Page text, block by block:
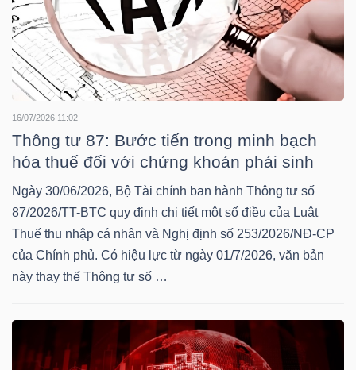
16/07/2026 11:02
Thông tư 87: Bước tiến trong minh bạch
hóa thuế đối với chứng khoán phái sinh
Ngày 30/06/2026, Bộ Tài chính ban hành Thông tư số
87/2026/TT-BTC quy định chi tiết một số điều của Luật
Thuế thu nhập cá nhân và Nghị định số 253/2026/NĐ-CP
của Chính phủ. Có hiệu lực từ ngày 01/7/2026, văn bản
này thay thế Thông tư số …
PHÂN
TÍCH
VIETSTOCKFINANCE
VĨ
MÔ
NGHIỆP